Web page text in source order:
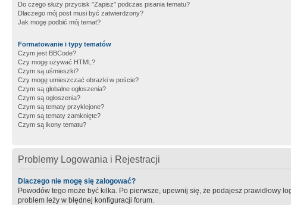
Do czego służy przycisk "Zapisz" podczas pisania tematu?
Dlaczego mój post musi być zatwierdzony?
Jak mogę podbić mój temat?
Formatowanie i typy tematów
Czym jest BBCode?
Czy mogę używać HTML?
Czym są uśmieszki?
Czy mogę umieszczać obrazki w poście?
Czym są globalne ogłoszenia?
Czym są ogłoszenia?
Czym są tematy przyklejone?
Czym są tematy zamknięte?
Czym są ikony tematu?
Problemy Logowania i Rejestracji
Dlaczego nie mogę się zalogować?
Powodów tego może być kilka. Po pierwsze, upewnij się, że podajesz prawidłowy
problem leży w błędnej konfiguracji forum.